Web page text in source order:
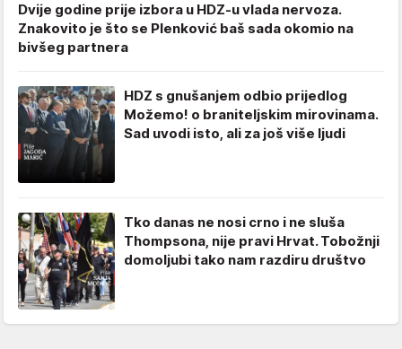
Dvije godine prije izbora u HDZ-u vlada nervoza.
Znakovito je što se Plenković baš sada okomio na
bivšeg partnera
HDZ s gnušanjem odbio prijedlog
Možemo! o braniteljskim mirovinama.
Sad uvodi isto, ali za još više ljudi
Tko danas ne nosi crno i ne sluša
Thompsona, nije pravi Hrvat. Tobožnji
domoljubi tako nam razdiru društvo